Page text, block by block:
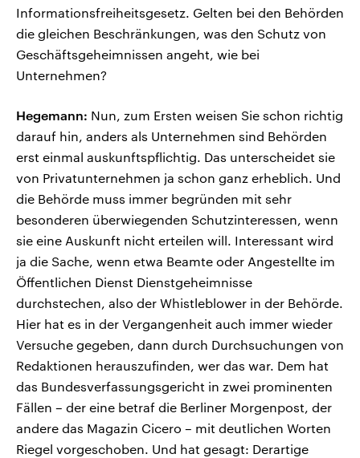
Informationsfreiheitsgesetz. Gelten bei den Behörden
die gleichen Beschränkungen, was den Schutz von
Geschäftsgeheimnissen angeht, wie bei
Unternehmen?
Hegemann: Nun, zum Ersten weisen Sie schon richtig
darauf hin, anders als Unternehmen sind Behörden
erst einmal auskunftspflichtig. Das unterscheidet sie
von Privatunternehmen ja schon ganz erheblich. Und
die Behörde muss immer begründen mit sehr
besonderen überwiegenden Schutzinteressen, wenn
sie eine Auskunft nicht erteilen will. Interessant wird
ja die Sache, wenn etwa Beamte oder Angestellte im
Öffentlichen Dienst Dienstgeheimnisse
durchstechen, also der Whistleblower in der Behörde.
Hier hat es in der Vergangenheit auch immer wieder
Versuche gegeben, dann durch Durchsuchungen von
Redaktionen herauszufinden, wer das war. Dem hat
das Bundesverfassungsgericht in zwei prominenten
Fällen – der eine betraf die Berliner Morgenpost, der
andere das Magazin Cicero – mit deutlichen Worten
Riegel vorgeschoben. Und hat gesagt: Derartige